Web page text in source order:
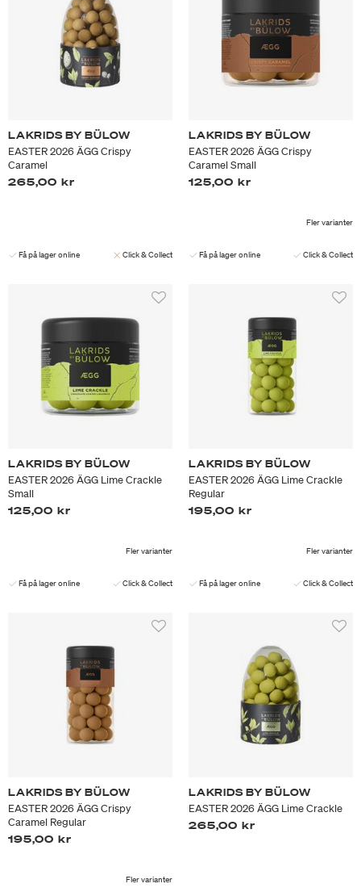
LAKRIDS BY BÜLOW
EASTER 2026 ÄGG Crispy
Caramel
265,00 kr
Få på lager online Click & Collect
LAKRIDS BY BÜLOW
EASTER 2026 ÄGG Crispy
Caramel Small
125,00 kr
Fler varianter
Få på lager online Click & Collect
LAKRIDS BY BÜLOW
EASTER 2026 ÄGG Lime Crackle
Small
125,00 kr
Fler varianter
Få på lager online Click & Collect
LAKRIDS BY BÜLOW
EASTER 2026 ÄGG Lime Crackle
Regular
195,00 kr
Fler varianter
Få på lager online Click & Collect
LAKRIDS BY BÜLOW
EASTER 2026 ÄGG Crispy
Caramel Regular
195,00 kr
Fler varianter
LAKRIDS BY BÜLOW
EASTER 2026 ÄGG Lime Crackle
265,00 kr